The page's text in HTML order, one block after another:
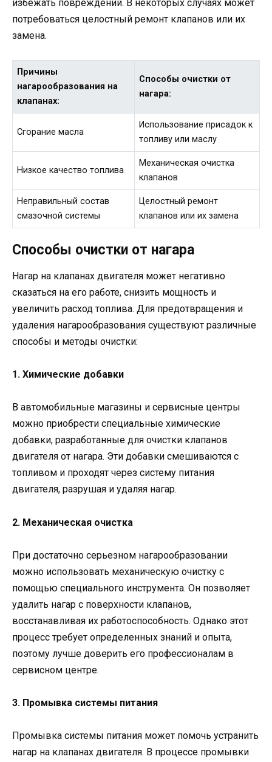
избежать повреждений. В некоторых случаях может
потребоваться целостный ремонт клапанов или их
замена.
Причины
нагарообразования на
клапанах:
Способы очистки от
нагара:
Сгорание масла
Использование присадок к
топливу или маслу
Низкое качество топлива
Механическая очистка
клапанов
Неправильный состав
смазочной системы
Целостный ремонт
клапанов или их замена
Способы очистки от нагара
Нагар на клапанах двигателя может негативно
сказаться на его работе, снизить мощность и
увеличить расход топлива. Для предотвращения и
удаления нагарообразования существуют различные
способы и методы очистки:
1. Химические добавки
В автомобильные магазины и сервисные центры
можно приобрести специальные химические
добавки, разработанные для очистки клапанов
двигателя от нагара. Эти добавки смешиваются с
топливом и проходят через систему питания
двигателя, разрушая и удаляя нагар.
2. Механическая очистка
При достаточно серьезном нагарообразовании
можно использовать механическую очистку с
помощью специального инструмента. Он позволяет
удалить нагар с поверхности клапанов,
восстанавливая их работоспособность. Однако этот
процесс требует определенных знаний и опыта,
поэтому лучше доверить его профессионалам в
сервисном центре.
3. Промывка системы питания
Промывка системы питания может помочь устранить
нагар на клапанах двигателя. В процессе промывки